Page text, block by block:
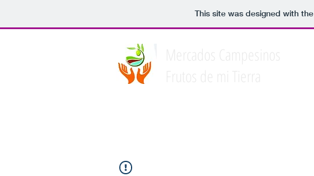
This site was designed with the